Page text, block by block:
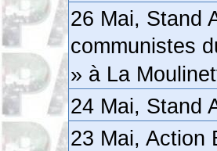
26 Mai, Stand
communistes
» à La
24 Mai, Stand
23 Mai, Action